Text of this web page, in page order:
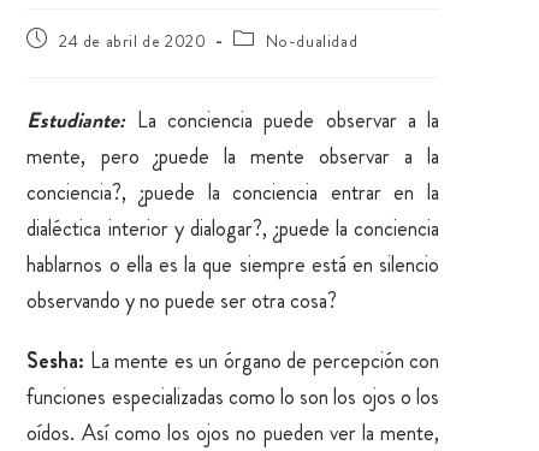
24 de abril de 2020 No-dualidad
Estudiante: La conciencia puede observar a la
mente, pero ¿puede la mente observar a la
conciencia?, ¿puede la conciencia entrar en la
dialéctica interior y dialogar?, ¿puede la conciencia
hablarnos o ella es la que siempre está en silencio
observando y no puede ser otra cosa?
Sesha: La mente es un órgano de percepción con
funciones especializadas como lo son los ojos o los
oídos. Así como los ojos no pueden ver la mente,